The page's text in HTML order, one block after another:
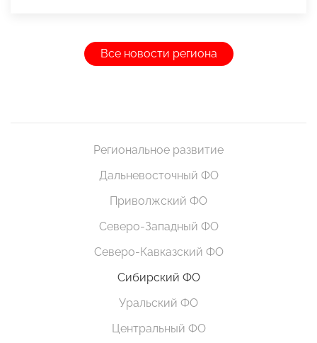
Все новости региона
Региональное развитие
Дальневосточный ФО
Приволжский ФО
Северо-Западный ФО
Северо-Кавказский ФО
Сибирский ФО
Уральский ФО
Центральный ФО